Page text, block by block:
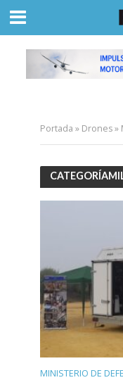
Portada » Drones»
MINISTERIO DE